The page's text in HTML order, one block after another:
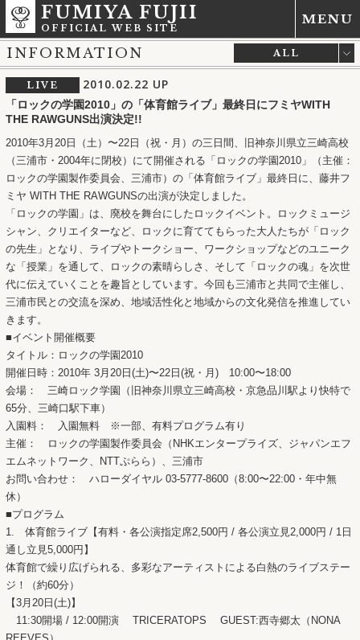
FUMIYA FUJII
OFFICIAL WEB SITE
MENU
INFORMATION
ALL
NEWS
OTHER
LIVE 2010.02.22 UP
「ロックの学園2010」の「体育館ライブ」最終日にフミヤWITH
THE RAWGUNS出演決定!!
2010年3月20日（土）〜22日（祝・月）の三日間、旧神奈川県立三崎高校
（三浦市・2004年に閉校）にて開催される「ロックの学園2010」（主催：
ロックの学園製作委員会、三浦市）の「体育館ライブ」最終日に、藤井フ
ミヤ WITH THE RAWGUNSの出演が決定しました。
「ロックの学園」は、廃校を舞台にしたロックイベント。ロックミュージ
シャン、クリエイターなど、ロックに育ててもらった大人たちが「ロック
の先生」となり、ライブやトークショー、ワークショップなどのユニーク
な「授業」を通して、ロックの素晴らしさ、そして「ロックの魂」を次世
代に伝えていくことを趣旨としています。今回も三浦市と共同で主催し、
三浦市民との交流を深め、地域活性化と地域からの文化発信を推進してい
きます。
■イベント開催概要
タイトル：ロックの学園2010
開催日時：2010年 3月20日(土)〜22日(祝・月) 10:00〜18:00
会場： 三崎ロック学園（旧神奈川県立三崎高校・京急品川駅より快特で
65分、三崎口駅下車）
入園料： 入園無料 ※一部、有料プログラム有り
主催： ロックの学園製作委員会（NHKエンタープライズ、ジャパンエフ
エムネットワーク、NTTぷらら）、三浦市
お問い合わせ： ハローダイヤル 03-5777-8600（8:00〜22:00・年中無
休）
■プログラム
1. 体育館ライブ【有料・各公演指定席2,500円 / 各公演立見2,000円 / 1日
通し立見5,000円】
体育館で繰り広げられる、多彩なアーティストによる白熱のライブステー
ジ！（約60分）
【3月20日(土)】
11:30開場 / 12:00開演 TRICERATOPS GUEST:西寺郷太（NONA